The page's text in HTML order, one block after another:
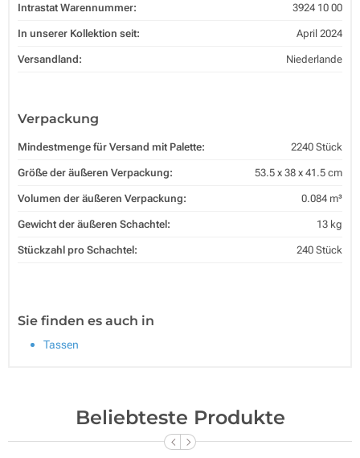
Intrastat Warennummer: 3924 10 00
In unserer Kollektion seit: April 2024
Versandland: Niederlande
Verpackung
Mindestmenge für Versand mit Palette: 2240 Stück
Größe der äußeren Verpackung: 53.5 x 38 x 41.5 cm
Volumen der äußeren Verpackung: 0.084 m³
Gewicht der äußeren Schachtel: 13 kg
Stückzahl pro Schachtel: 240 Stück
Sie finden es auch in
Tassen
Beliebteste Produkte